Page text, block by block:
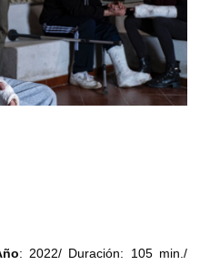
: 2022/ Duración: 105 min./